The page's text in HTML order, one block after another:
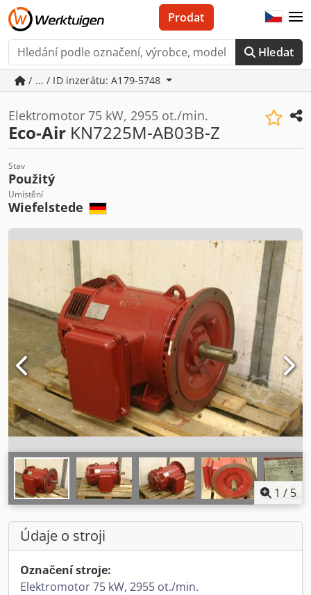
Hledat
Prodat
/ ... / ID inzerátu: A179-5748
Elektromotor 75 kW, 2955 ot./min.
Eco-Air KN7225M-AB03B-Z
Stav
Použitý
Umístění
Wiefelstede
1 / 5
Údaje o stroji
Označení stroje:
Elektromotor 75 kW, 2955 ot./min.